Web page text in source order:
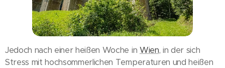
Jedoch nach einer heißen Woche in Wien, in der sich
Stress mit hochsommerlichen Temperaturen und heißen